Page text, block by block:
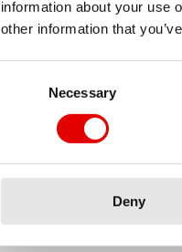
information about your use
other information that
Necessary
Deny